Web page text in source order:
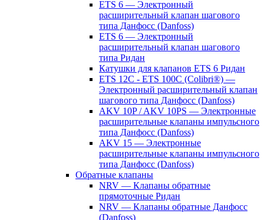
ETS 6 — Электронный
расширительный клапан шагового
типа Данфосс (Danfoss)
ETS 6 — Электронный
расширительный клапан шагового
типа Ридан
Катушки для клапанов ETS 6 Ридан
ETS 12C - ETS 100C (Colibri®) —
Электронный расширительный клапан
шагового типа Данфосс (Danfoss)
AKV 10P / AKV 10PS — Электронные
расширительные клапаны импульсного
типа Данфосс (Danfoss)
AKV 15 — Электронные
расширительные клапаны импульсного
типа Данфосс (Danfoss)
Обратные клапаны
NRV — Клапаны обратные
прямоточные Ридан
NRV — Клапаны обратные Данфосс
(Danfoss)